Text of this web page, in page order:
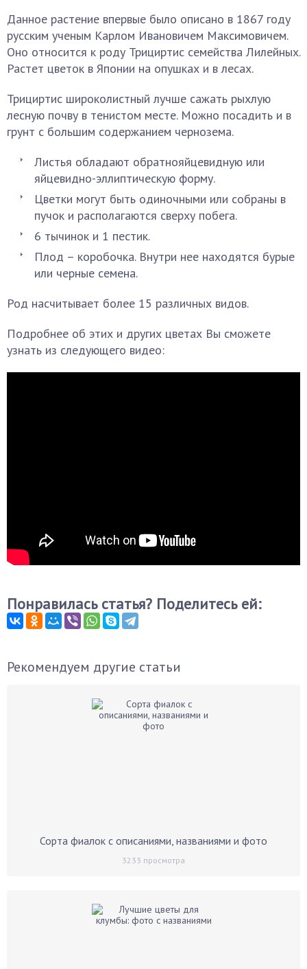
Данное растение впервые было описано в 1867 году
русским ученым Карлом Ивановичем Максимовичем.
Оно относится к роду Трициртис семейства Лилейных.
Растет цветок в Японии на опушках и в лесах.
Трициртис широколистный лучше сажать рыхлую
лесную почву в тенистом месте. Можно посадить и в
грунт с большим содержанием чернозема.
Листья обладают обратнояйцевидную или
яйцевидно-эллиптическую форму.
Цветки могут быть одиночными или собраны в
пучок и располагаются сверху побега.
6 тычинок и 1 пестик.
Плод – коробочка. Внутри нее находятся бурые
или черные семена.
Род насчитывает более 15 различных видов.
Подробнее об этих и других цветах Вы сможете
узнать из следующего видео:
Понравилась статья? Поделитесь ей:
Рекомендуем другие статьи
Сорта фиалок с описаниями, названиями и фото
3233 просмотра